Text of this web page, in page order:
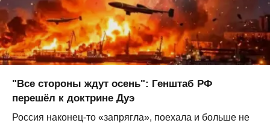
"Все стороны ждут осень": Генштаб РФ
перешёл к доктрине Дуэ
Россия наконец-то «запрягла», поехала и больше не